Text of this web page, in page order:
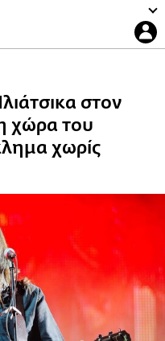
στον
χώρα του
χωρίς